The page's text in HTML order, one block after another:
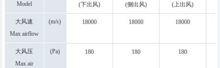
Model
大风速
Max airflow
大风压
Max air
(m/s)
(Pa)
(下出风)
18000
180
(侧出风)
18000
180
(上出风)
18000
180